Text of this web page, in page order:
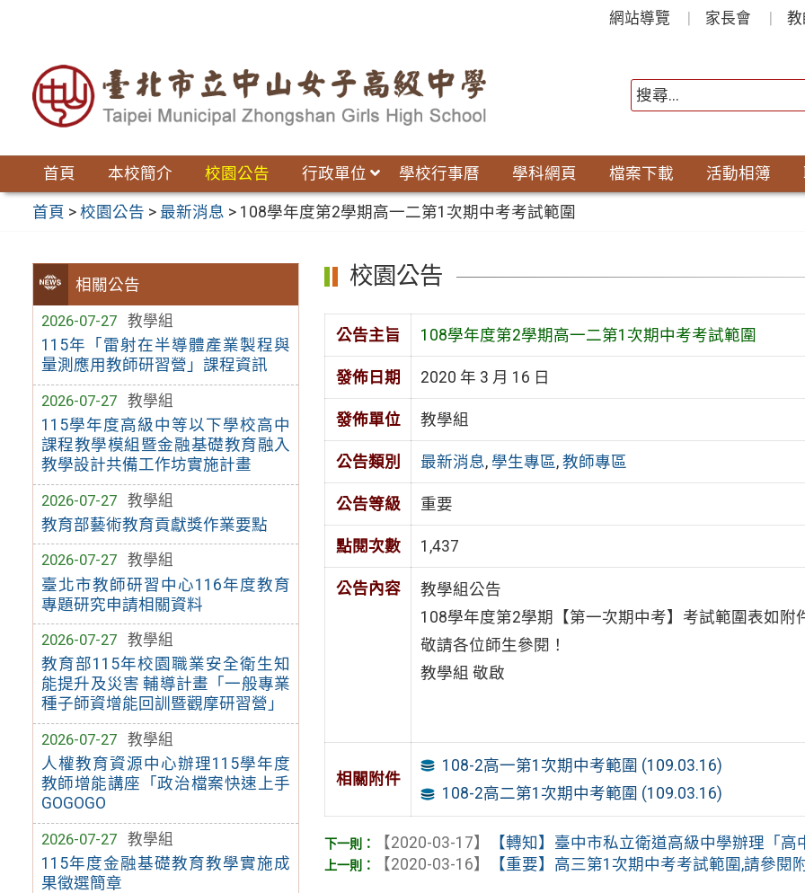
網站導覽 家長會
首頁 本校簡介 校園公告 行政單位 學校行事曆 學科網頁 檔案下載 活動相簿
首頁 >校園公告 > 最新消息 > 108學年度第2學期高一二第1次期中考考試範圍
相關公告
2026-07-27
教學組
115年「雷射在半導體產業製程與
量測應用教師研習營」課程資訊
2026-07-27
教學組
115學年度高級中等以下學校高中
課程教學模組暨金融基礎教育融入
教學設計共備工作坊實施計畫
2026-07-27
教學組
教育部藝術教育貢獻獎作業要點
2026-07-27
教學組
臺北市教師研習中心116年度教育
專題研究申請相關資料
2026-07-27
教學組
教育部115年校園職業安全衛生知
能提升及災害 輔導計畫「一般專業
種子師資增能回訓暨觀摩研習營」
2026-07-27
教學組
人權教育資源中心辦理115學年度
教師增能講座「政治檔案快速上手
GOGOGO
2026-07-27
教學組
115年度金融基礎教育教學實施成
果徵選簡章
校園公告
公告主旨 108學年度第2學期高一二第1次期中考考試範圍
發佈日期 2020 年 3 月 16 日
發佈單位 教學組
公告類別 最新消息, 學生專區, 教師專區
公告等級 重要
點閱次數 1,437
公告內容
教學組公告
108學年度第2學期【第一次期中考】考試範圍表如附
敬請各位師生參閱！
教學組 敬啟
相關附件
108-2高一第1次期中考範圍 (109.03.16)
108-2高二第1次期中考範圍 (109.03.16)
【2020-03-17】
【轉知】臺中市私立衛道高級中學辦理「
【2020-03-16】
【重要】高三第1次期中考考試範圍,請參閱